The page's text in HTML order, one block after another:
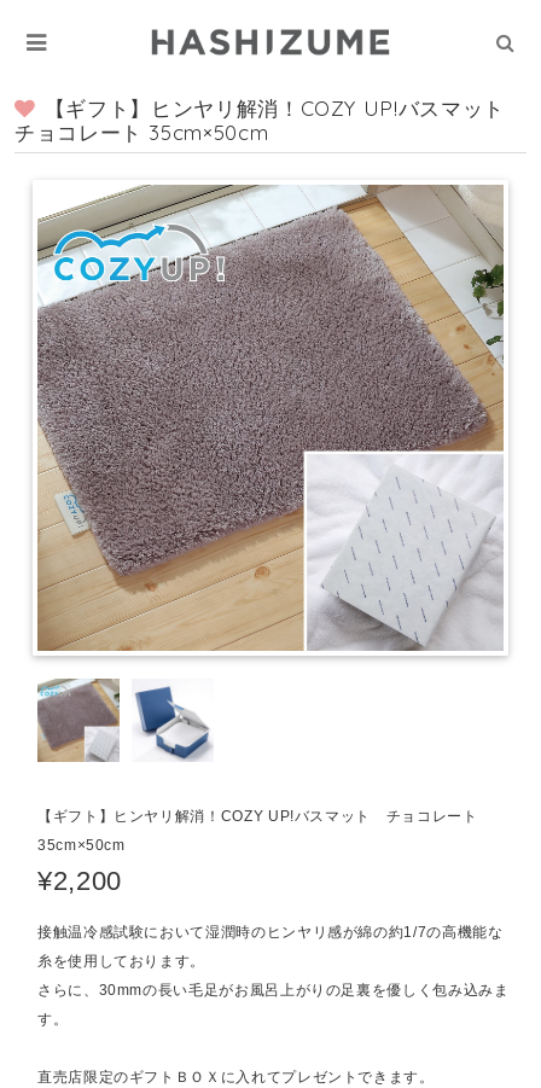
【ギフト】ヒンヤリ解消！COZY UP!バスマット
チョコレート 35cm×50cm
【ギフト】ヒンヤリ解消！COZY UP!バスマット チョコレート
35cm×50cm
¥2,200
接触温冷感試験において湿潤時のヒンヤリ感が綿の約1/7の高機能な
糸を使用しております。
さらに、30mmの長い毛足がお風呂上がりの足裏を優しく包み込みま
す。
直売店限定のギフトＢＯＸに入れてプレゼントできます。